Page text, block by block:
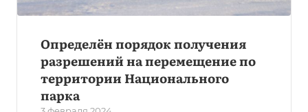
Определён порядок получения
разрешений на перемещение по
территории Национального
парка